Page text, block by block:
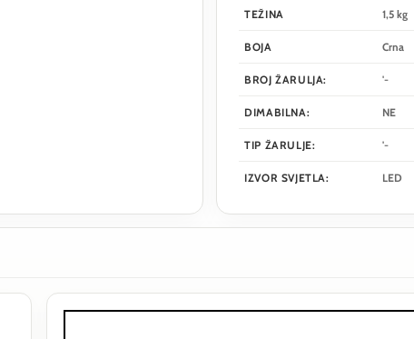
TEŽINA 1,5 kg
BOJA Crna
BROJ ŽARULJA: '-
DIMABILNA: NE
TIP ŽARULJE: '-
IZVOR SVJETLA: LED